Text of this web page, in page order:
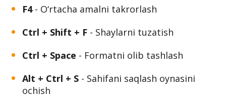
F4- O‘rtacha amalni takrorlash
Ctrl + Shift + F - Shaylarni tuzatish
Ctrl + Space - Formatni olib tashlash
Alt + Ctrl + S - Sahifani saqlash oynasini
ochish